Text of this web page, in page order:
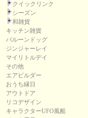
クイックリンク
シーズン
和雑貨
キッチン雑貨
バルーンドッグ
ジンジャーレイ
マイリトルデイ
その他
エアビルダー
おうち縁日
アウトドア
リコデザイン
キャラクターUFO風船